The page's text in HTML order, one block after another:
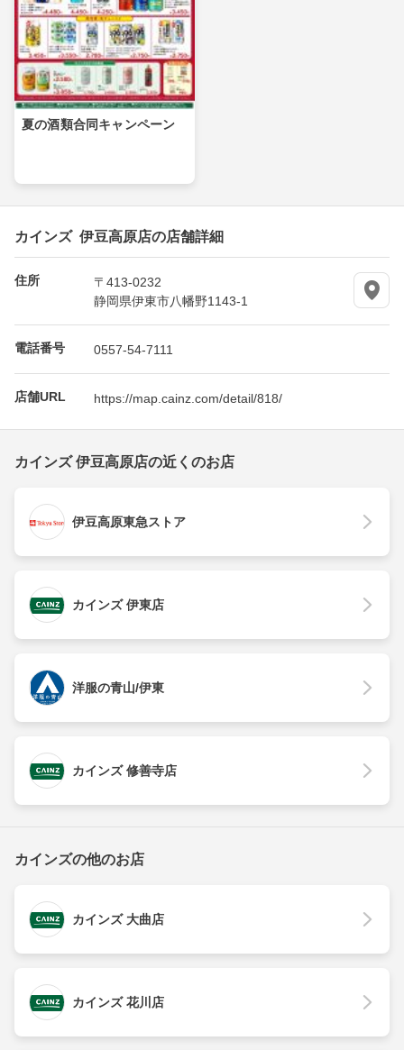
夏の酒類合同キャンペーン
カインズ 伊豆高原店の店舗詳細
住所
〒413-0232
静岡県伊東市八幡野1143-1
電話番号 0557-54-7111
店舗URL https://map.cainz.com/detail/818/
カインズ 伊豆高原店の近くのお店
伊豆高原東急ストア
カインズ 伊東店
洋服の青山/伊東
カインズ 修善寺店
カインズの他のお店
カインズ 大曲店
カインズ 花川店